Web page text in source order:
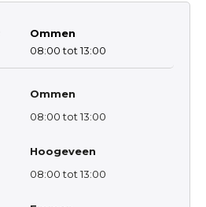
Ommen
08:00 tot 13:00
Ommen
08:00 tot 13:00
Hoogeveen
08:00 tot 13:00